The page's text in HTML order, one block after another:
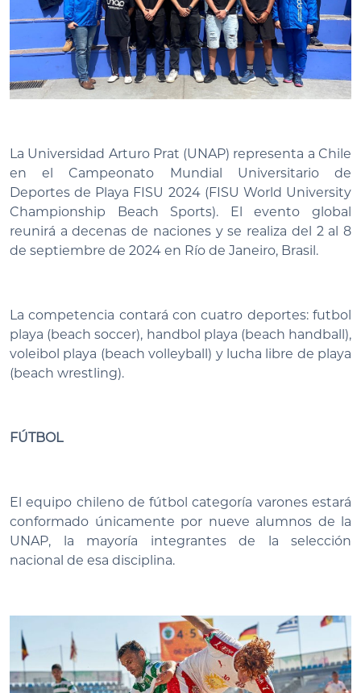
La Universidad Arturo Prat (UNAP) representa a Chile
en el Campeonato Mundial Universitario de
Deportes de Playa FISU 2024 (FISU World University
Championship Beach Sports). El evento global
reunirá a decenas de naciones y se realiza del 2 al 8
de septiembre de 2024 en Río de Janeiro, Brasil.
La competencia contará con cuatro deportes: futbol
playa (beach soccer), handbol playa (beach handball),
voleibol playa (beach volleyball) y lucha libre de playa
(beach wrestling).
FÚTBOL
El equipo chileno de fútbol categoría varones estará
conformado únicamente por nueve alumnos de la
UNAP, la mayoría integrantes de la selección
nacional de esa disciplina.